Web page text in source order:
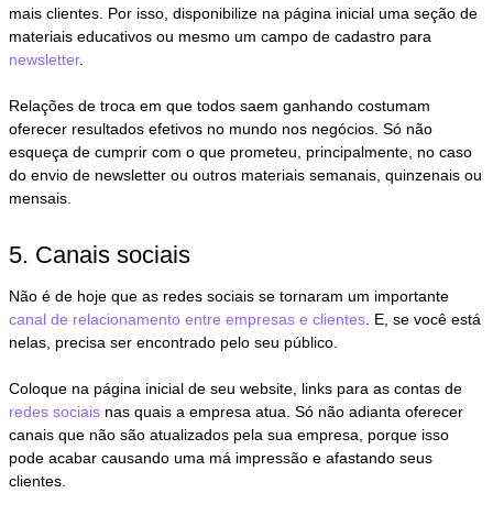
mais clientes. Por isso, disponibilize na página inicial uma seção de
materiais educativos ou mesmo um campo de cadastro para
newsletter.
Relações de troca em que todos saem ganhando costumam
oferecer resultados efetivos no mundo nos negócios. Só não
esqueça de cumprir com o que prometeu, principalmente, no caso
do envio de newsletter ou outros materiais semanais, quinzenais ou
mensais.
5. Canais sociais
Não é de hoje que as redes sociais se tornaram um importante
canal de relacionamento entre empresas e clientes . E, se você está
nelas, precisa ser encontrado pelo seu público.
Coloque na página inicial de seu website, links para as contas de
redes sociais nas quais a empresa atua. Só não adianta oferecer
canais que não são atualizados pela sua empresa, porque isso
pode acabar causando uma má impressão e afastando seus
clientes.